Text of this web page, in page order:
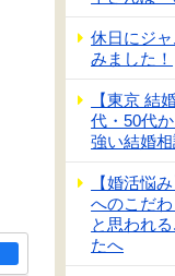
休日にジ
みました！
【東京 結
代・50代
強い結婚
【婚活悩
へのこだわ
と思われ
たへ